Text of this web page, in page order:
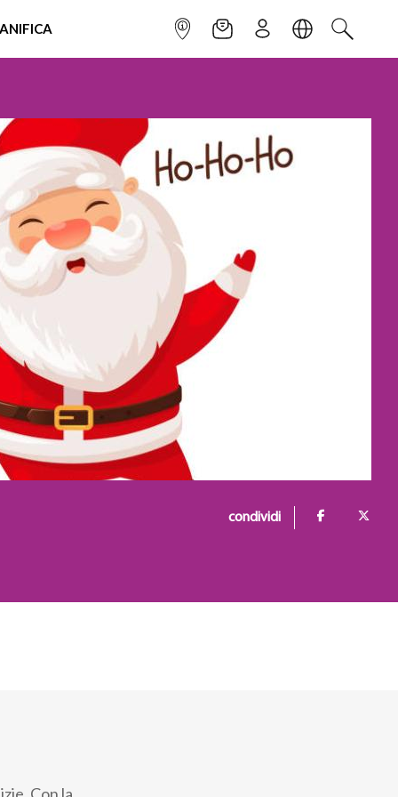
INFOPOINTNEWSLETTER
ISCRIVITILINGUACERCA
condividi